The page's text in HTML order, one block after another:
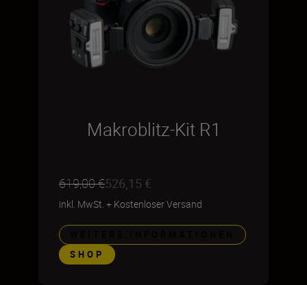
Makroblitz-Kit R1
619,00 €526,15 €
inkl. MwSt. + Kostenloser Versand
SHOP